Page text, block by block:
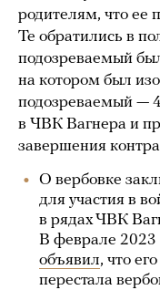
родителям, что ее
Те обратились в
подозреваемый
на котором был
подозреваемый —
в ЧВК Вагнера и
завершения
О вербовке
для участия в
в рядах ЧВК
В феврале 2023
объявил, что
перестала